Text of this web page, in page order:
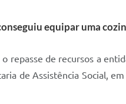
equipar uma
de recursos a
de Assistência Social,